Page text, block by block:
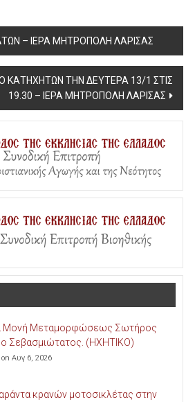
– ΙΕΡΑ ΜΗΤΡΟΠΟΛΗ ΛΑΡΙΣΑΣ
ΚΑΤΗΧΗΤΩΝ ΤΗΝ ΔΕΥΤΕΡΑ 13/1 ΣΤΙΣ
19.30 – ΙΕΡΑ ΜΗΤΡΟΠΟΛΗ ΛΑΡΙΣΑΣ
Μονή Μεταμορφώσεως Σωτήρος
Σεβασμιώτατος. (ΗΧΗΤΙΚΟ)
Αυγ 6, 2026
κρανών μοτοσικλέτας στην